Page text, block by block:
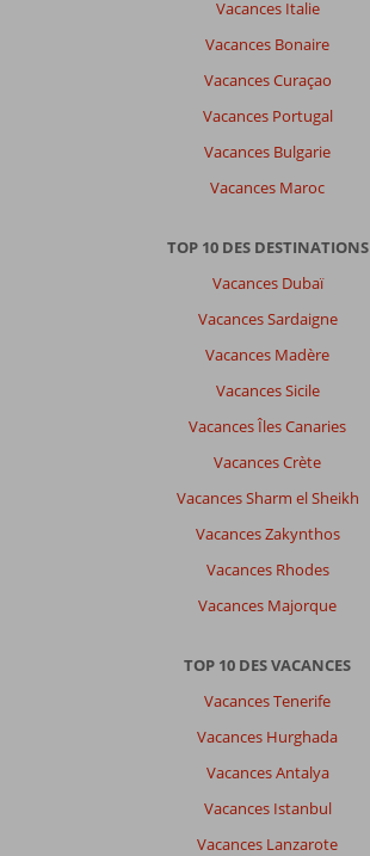
Vacances Italie
Vacances Bonaire
Vacances Curaçao
Vacances Portugal
Vacances Bulgarie
Vacances Maroc
TOP 10 DES DESTINATIONS
Vacances Dubaï
Vacances Sardaigne
Vacances Madère
Vacances Sicile
Vacances Îles Canaries
Vacances Crète
Vacances Sharm el Sheikh
Vacances Zakynthos
Vacances Rhodes
Vacances Majorque
TOP 10 DES VACANCES
Vacances Tenerife
Vacances Hurghada
Vacances Antalya
Vacances Istanbul
Vacances Lanzarote